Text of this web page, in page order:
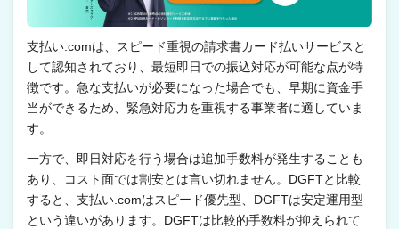
支払い.comは、スピード重視の請求書カード払いサービスと
して認知されており、最短即日での振込対応が可能な点が特
徴です。急な支払いが必要になった場合でも、早期に資金手
当ができるため、緊急対応力を重視する事業者に適していま
す。
一方で、即日対応を行う場合は追加手数料が発生することも
あり、コスト面では割安とは言い切れません。DGFTと比較
すると、支払い.comはスピード優先型、DGFTは安定運用型
という違いがあります。DGFTは比較的手数料が抑えられて